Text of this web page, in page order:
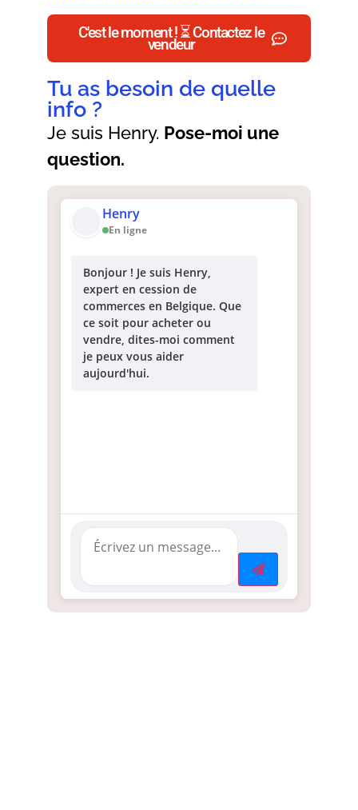
C'est le moment ! ⏳ Contactez le
vendeur
Henry
En ligne
Bonjour ! Je suis Henry,
expert en cession de
commerces en Belgique. Que
ce soit pour acheter ou
vendre, dites-moi comment
je peux vous aider
aujourd'hui.
Je suis Henry. Pose-moi une
question.
Tu as besoin de quelle
info ?